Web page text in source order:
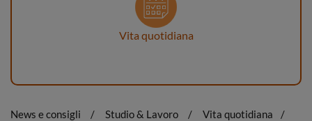
Vita quotidiana
News e consigli Studio & Lavoro
Vita quotidiana